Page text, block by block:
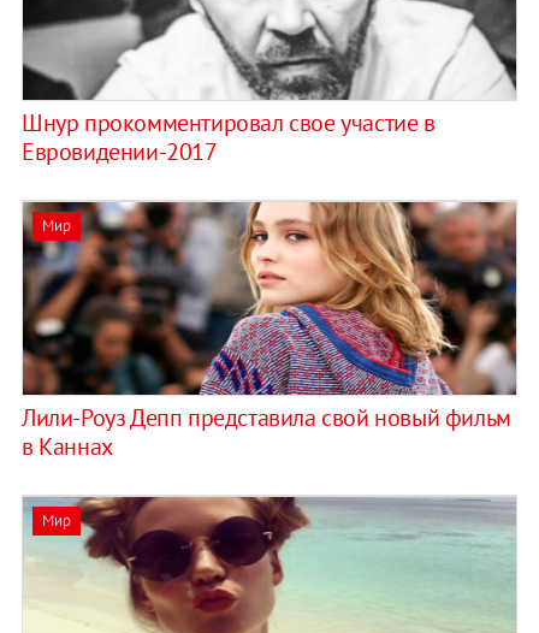
Шнур прокомментировал свое участие в
Евровидении-2017
Мир
Лили-Роуз Депп представила свой новый фильм
в Каннах
Мир